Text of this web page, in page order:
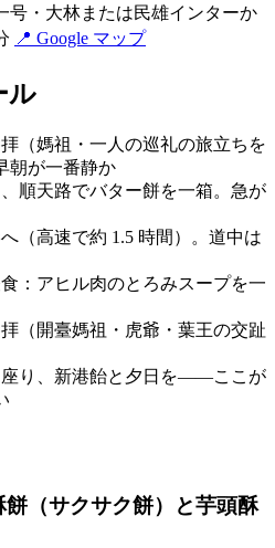
号・大林または民雄インターか
📍 Google マップ
ル
（媽祖・一人の巡礼の旅立ちを
が一番静か
順天路でバター餅を一箱。急が
（高速で約 1.5 時間）。道中は
：アヒル肉のとろみスープを一
（開臺媽祖・虎爺・葉王の交趾
座り、新港飴と夕日を——ここが
餅（サクサク餅）と芋頭酥